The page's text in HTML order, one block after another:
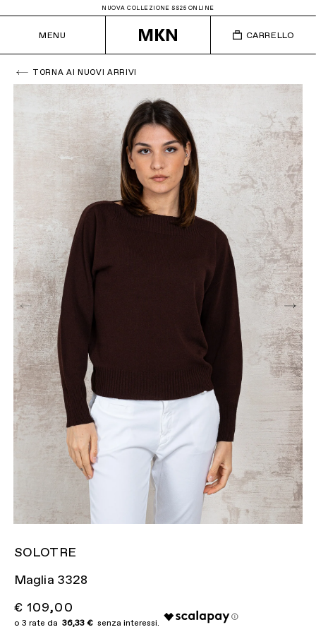
NUOVA COLLEZIONE SS25 ONLINE
MENU CARRELLO
TORNA AI NUOVI ARRIVI
SOLOTRE
Maglia 3328
€ 109,00
36,33 €